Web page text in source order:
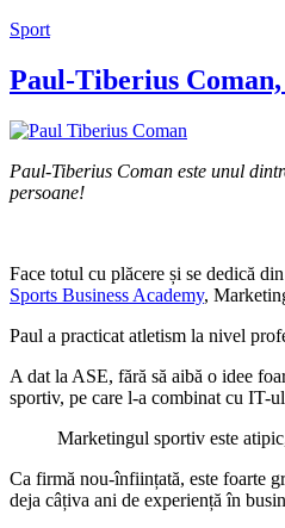
Sport
Paul-Tiberius
Paul-Tiberius Coman este unul
persoane!
Face totul cu plăcere și se dedică
Sports Business Academy,
Paul a practicat atletism la nivel
A dat la ASE, fără să aibă o idee
sportiv, pe care l-a combinat cu IT-
Marketingul sportiv este
Ca firmă nou-înființată, este foarte
deja câțiva ani de experiență în